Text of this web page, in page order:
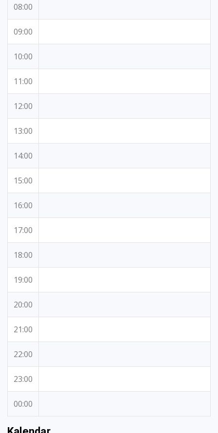
08:00
09:00
10:00
11:00
12:00
13:00
14:00
15:00
16:00
17:00
18:00
19:00
20:00
21:00
22:00
23:00
00:00